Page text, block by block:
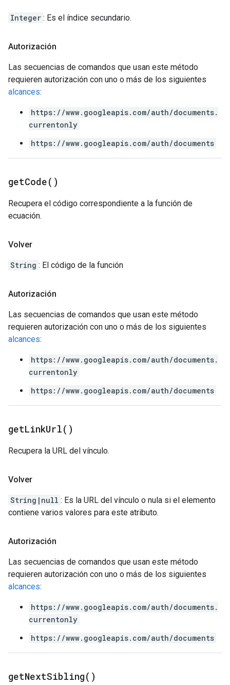
Integer : Es el índice secundario.
Autorización
Las secuencias de comandos que usan este método
requieren autorización con uno o más de los siguientes
alcances:
https://www.googleapis.com/auth/documents.
currentonly
https://www.googleapis.com/auth/documents
getCode( )
Recupera el código correspondiente a la función de
ecuación.
Volver
String : El código de la función
Autorización
Las secuencias de comandos que usan este método
requieren autorización con uno o más de los siguientes
alcances:
https://www.googleapis.com/auth/documents.
currentonly
https://www.googleapis.com/auth/documents
getLinkUrl( )
Recupera la URL del vínculo.
Volver
String|null : Es la URL del vínculo o nula si el elemento
contiene varios valores para este atributo.
Autorización
Las secuencias de comandos que usan este método
requieren autorización con uno o más de los siguientes
alcances:
https://www.googleapis.com/auth/documents.
currentonly
https://www.googleapis.com/auth/documents
getNextSibling( )